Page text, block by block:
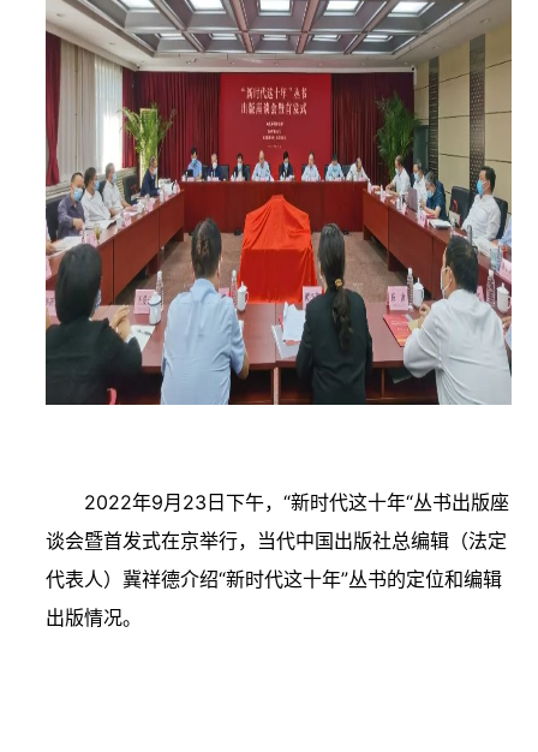
2022年9月23日下午，“新时代这十年“丛书出版座
谈会暨首发式在京举行，当代中国出版社总编辑（法定
代表人）冀祥德介绍“新时代这十年”丛书的定位和编辑
出版情况。